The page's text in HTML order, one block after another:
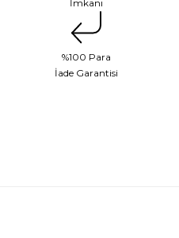
İmkanı
%100 Para
İade Garantisi